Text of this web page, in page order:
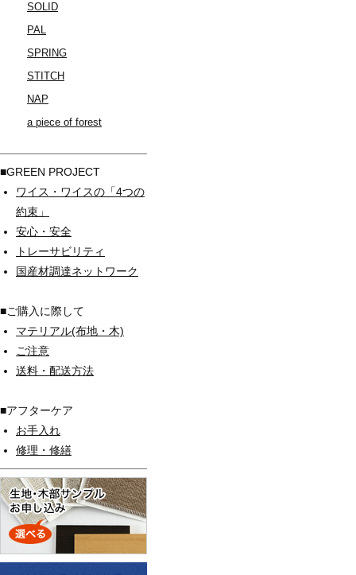
SOLID
PAL
SPRING
STITCH
NAP
a piece of forest
■GREEN PROJECT
ワイス・ワイスの「4つの
約束」
安心・安全
トレーサビリティ
国産材調達ネットワーク
■ご購入に際して
マテリアル(布地・木)
ご注意
送料・配送方法
■アフターケア
お手入れ
修理・修繕